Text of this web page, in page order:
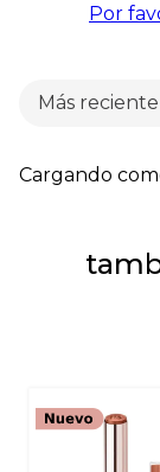
Por
Más reciente
Cargando